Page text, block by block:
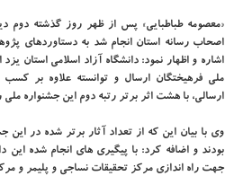
«معصومه طباطبایی» پس از ظهر روز گذشته دوم
اصحاب رسانه استان انجام شد به دستاوردهای
اشاره و اظهار نمود: دانشگاه آزاد اسلامی استان یزد امسال ۳۷ اثر
ملی فرهیختگان ارسال و توانسته علاوه بر
ارسالی، با هشت اثر برتر رتبه دوم این جشنواره
وی با بیان این كه از تعداد آثار برتر شده در این
بودند و اضافه كرد: با پیگیری های انجام شده این
جهت راه اندازی مركز تحقیقات نساجی و پلیمر و